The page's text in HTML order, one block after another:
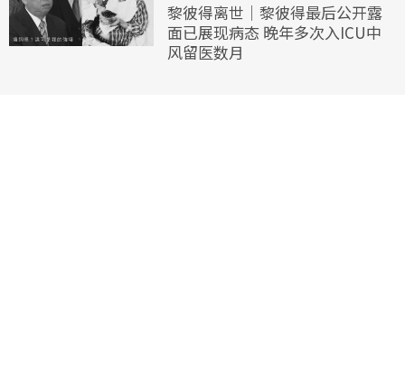
黎彼得离世｜黎彼得最后公开露
面已展现病态 晚年多次入ICU中
风留医数月